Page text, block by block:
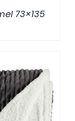
73×135